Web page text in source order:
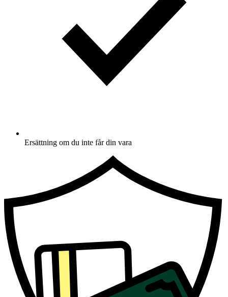
Ersättning om du inte får din vara